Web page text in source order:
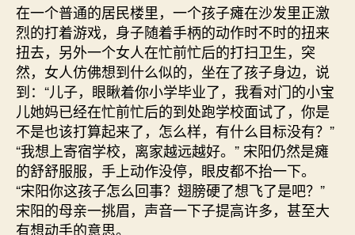
在一个普通的居民楼里，一个孩子瘫在沙发里正激
烈的打着游戏，身子随着手柄的动作时不时的扭来
扭去，另外一个女人在忙前忙后的打扫卫生，突
然，女人仿佛想到什么似的，坐在了孩子身边，说
到：“儿子，眼瞅着你小学毕业了，我看对门的小宝
儿她妈已经在忙前忙后的到处跑学校面试了，你是
不是也该打算起来了，怎么样，有什么目标没有？”
“我想上寄宿学校，离家越远越好。” 宋阳仍然是瘫
的舒舒服服，手上动作没停，眼皮都不抬一下。
“宋阳你这孩子怎么回事？翅膀硬了想飞了是吧？”
宋阳的母亲一挑眉，声音一下子提高许多，甚至大
有想动手的意思。